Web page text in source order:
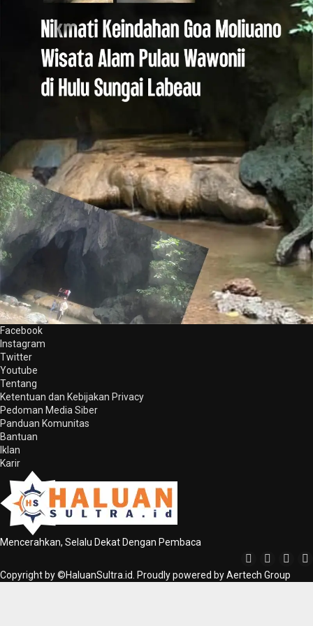
Facebook
Instagram
Twitter
Youtube
Tentang
Ketentuan dan Kebijakan Privacy
Pedoman Media Siber
Panduan Komunitas
Bantuan
Iklan
Karir
Mencerahkan, Selalu Dekat Dengan Pembaca
Copyright by ©HaluanSultra.id. Proudly powered by Aertech Group